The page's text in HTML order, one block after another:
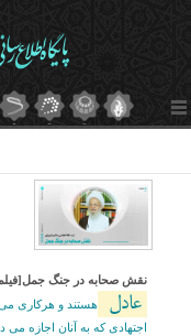
نقش صحابه در جنگ
عادل
هستند و هرکاری می
اجتهادی که به آنان اجازه می